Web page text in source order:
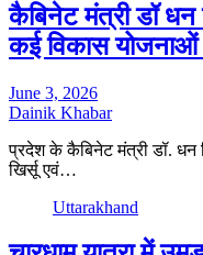
कैबिनेट मंत्री डॉ धन
कई विकास योजनाओं
June 3, 2026
Dainik Khabar
प्रदेश के कैबिनेट मंत्री डॉ. धन
खिर्सू एवं…
Uttarakhand